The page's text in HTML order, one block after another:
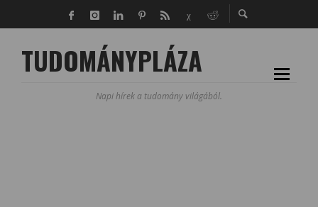
TUDOMÁNYPLÁZA
Napi hírek a tudomány világából.